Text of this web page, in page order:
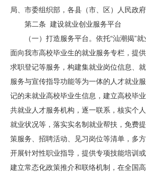
局、市委组织部，各县（市、区）人民政
第二条 建设就业创业服务平台
（一）打造服务平台。依托“汕潮揭”就
面向我市高校毕业生的就业服务专栏，提
求职登记等服务，构建集就业岗位信息、
服务与宣传指导功能等为一体的人才就业
记的未就业高校毕业生信息，建立高校毕
共就业人才服务机构，逐一联系，核实个
就业状况等，落实实名制就业帮扶，免费
策服务、招聘活动、见习岗位等清单，多
开展针对性职业指导，提供专项技能培训
建立常态化政策推介和联络机制，在全国